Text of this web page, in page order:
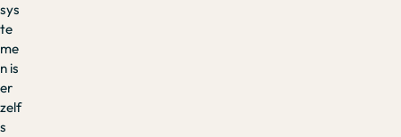
sys
te
me
n is
er
zelf
s